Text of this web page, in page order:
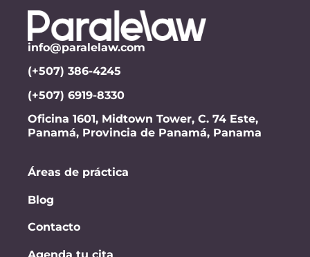
info@paralelaw.com
(+507) 386-4245
(+507) 6919-8330
Oficina 1601, Midtown Tower, C. 74 Este,
Panamá, Provincia de Panamá, Panama
Áreas de práctica
Blog
Contacto
Agenda tu cita